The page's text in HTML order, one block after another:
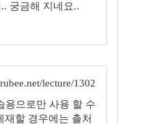
궁금해 지네요..
lecture/1302
용으로만 사용 할 수
재할 경우에는 출처